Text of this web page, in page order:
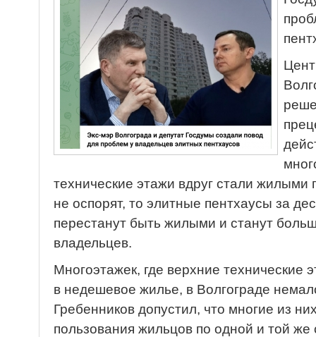
технические этажи вдруг стали
не оспорят, то элитные пентхаусы за
перестанут быть жилыми и станут
владельцев.
Многоэтажек, где верхние технические
в недешевое жилье, в Волгограде
Гребенников допустил, что многие из
пользования жильцов по одной и той